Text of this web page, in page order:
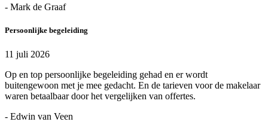
- Mark de Graaf
Persoonlijke begeleiding
11 juli 2026
Op en top persoonlijke begeleiding gehad en er wordt
buitengewoon met je mee gedacht. En de tarieven voor de makelaar
waren betaalbaar door het vergelijken van offertes.
- Edwin van Veen